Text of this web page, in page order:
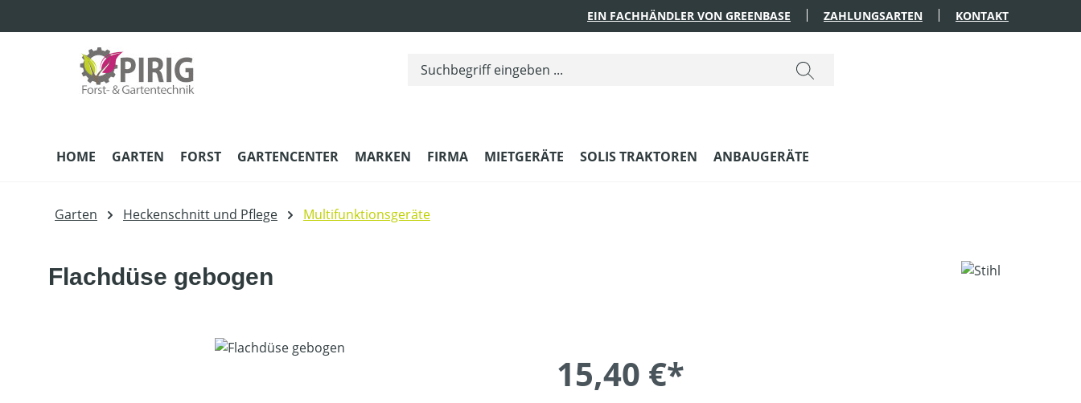
EIN FACHHÄNDLER VON GREENBASE ZAHLUNGSARTEN KONTAKT
HOME GARTEN FORST GARTENCENTER MARKEN FIRMA MIETGERÄTE SOLIS TRAKTOREN ANBAUGERÄTE
Garten Heckenschnitt und Pflege Multifunktionsgeräte
Flachdüse gebogen
15,40 €*